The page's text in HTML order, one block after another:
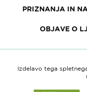
PRIZNANJA IN
OBJAVE O
Izdelavo tega